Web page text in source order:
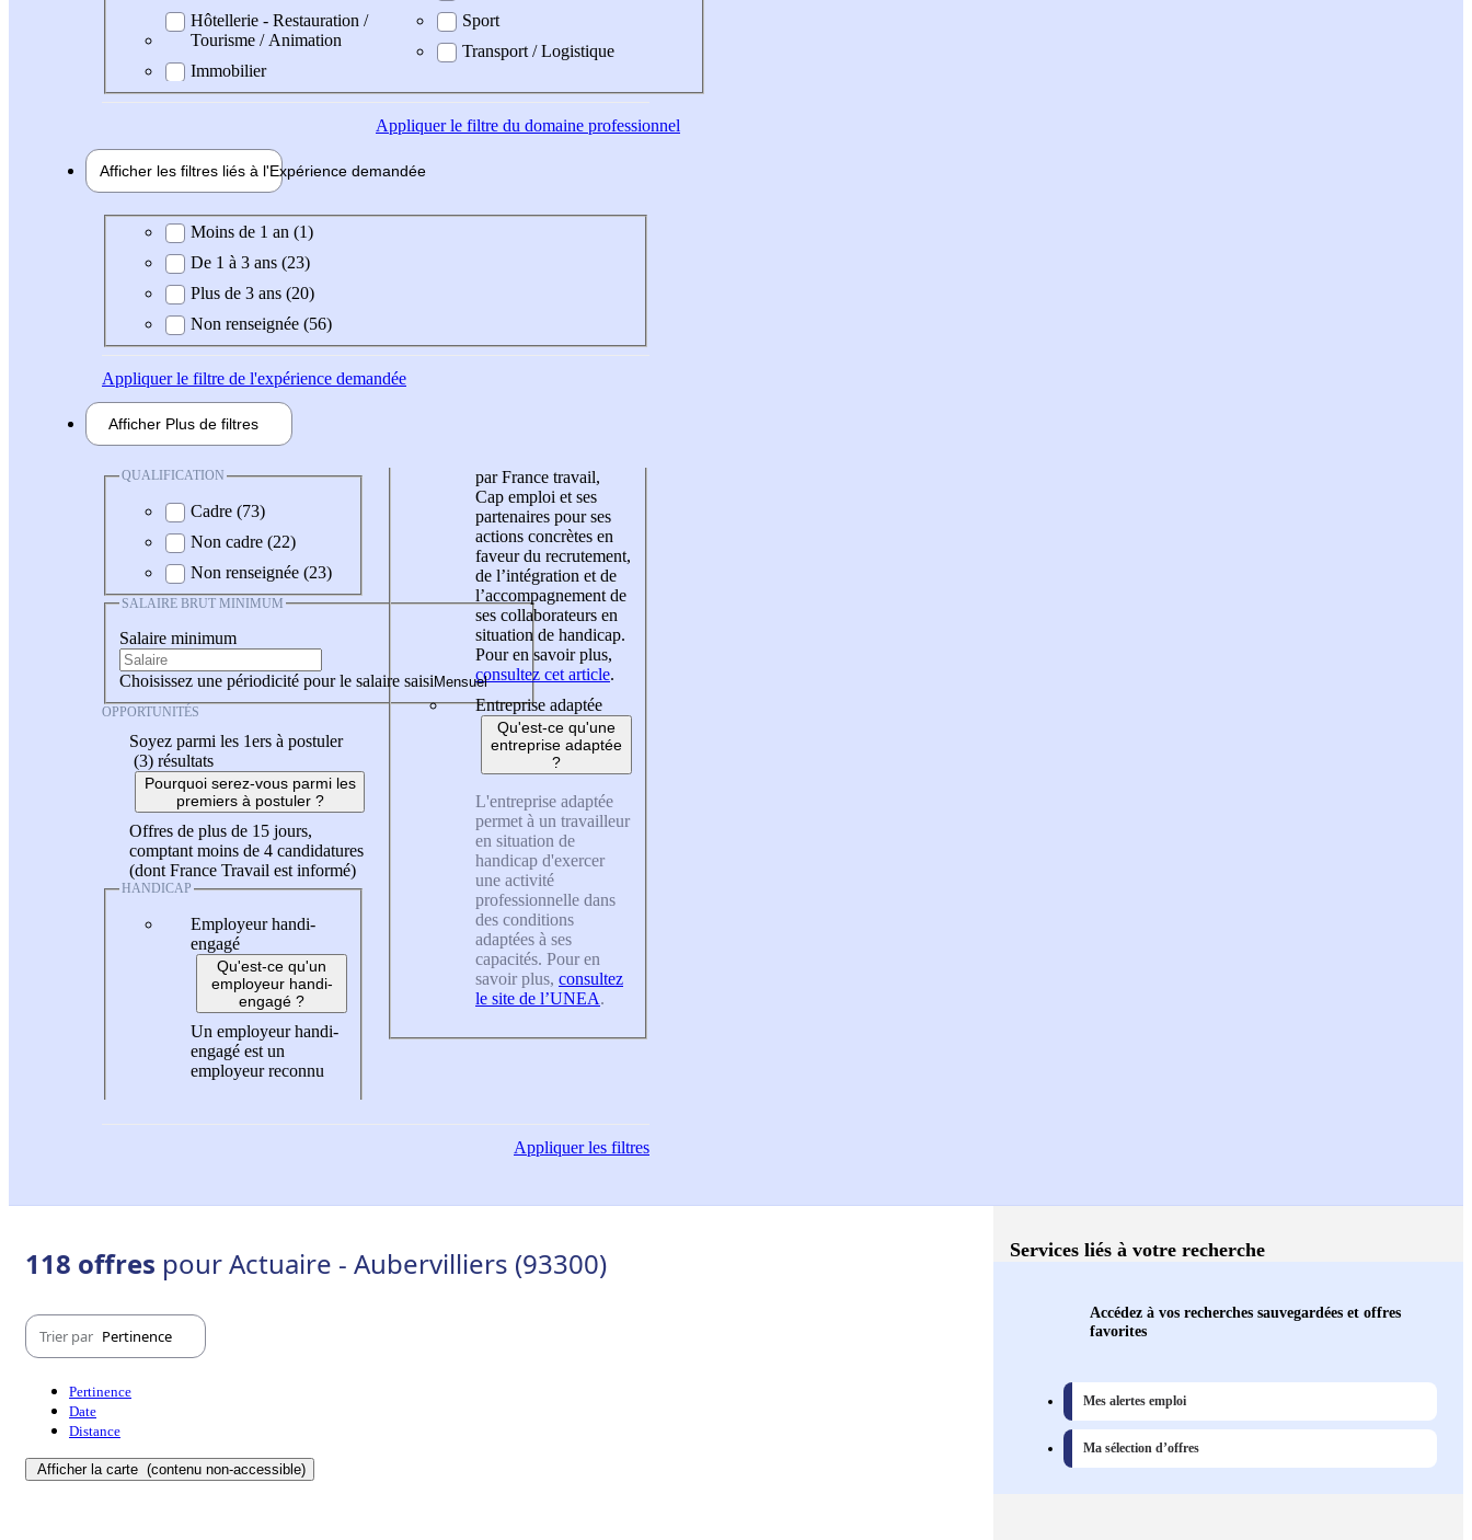
Hôtellerie - Restauration /
Tourisme / Animation
Immobilier
Sport
Transport / Logistique
Appliquerle filtre du domaine professionnel
Afficher les filtres liés à l'Expérience demandée
Expérience demandée
Moins de 1 an (1)
De 1 à 3 ans (23)
Plus de 3 ans (20)
Non renseignée (56)
Appliquerle filtre de l'expérience demandée
Afficher Plus de filtres
QUALIFICATION
Cadre (73)
Non cadre (22)
Non renseignée (23)
SALAIRE BRUT MINIMUM
Salaire minimum
Choisissez une périodicité pour le salaire saisi
OPPORTUNITÉS
Soyez parmi les 1ers à postuler
(3) résultats
Pourquoi serez-vous parmi les
premiers à postuler ?
Offres de plus de 15 jours,
comptant moins de 4 candidatures
(dont France Travail est informé)
HANDICAP
Employeur handi-
engagé
Qu'est-ce qu'un
employeur handi-
engagé ?
Un employeur handi-
engagé est un
employeur reconnu
par France travail,
Cap emploi et ses
partenaires pour ses
actions concrètes en
faveur du recrutement,
de l’intégration et de
l’accompagnement de
ses collaborateurs en
situation de handicap.
Pour en savoir plus,
consultez cet article.
Entreprise adaptée
Qu'est-ce qu'une
entreprise adaptée
?
L'entreprise adaptée
permet à un travailleur
en situation de
handicap d'exercer
une activité
professionnelle dans
des conditions
adaptées à ses
capacités. Pour en
savoir plus, consultez
le site de l’UNEA.
Appliquerles filtres
118 offres pour Actuaire - Aubervilliers (93300)
Trier par Pertinence
Pertinence
Date
Distance
Afficher la carte (contenu non-accessible)
Services liés à votre recherche
Accédez à vos recherches sauvegardées et offres
favorites
Mes alertes emploi
Ma sélection d’offres